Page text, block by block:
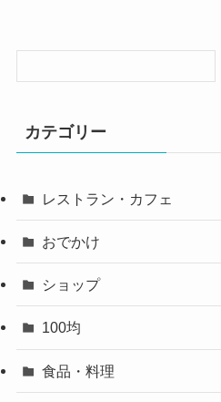
カテゴリー
レストラン・カフェ
おでかけ
ショップ
100均
食品・料理